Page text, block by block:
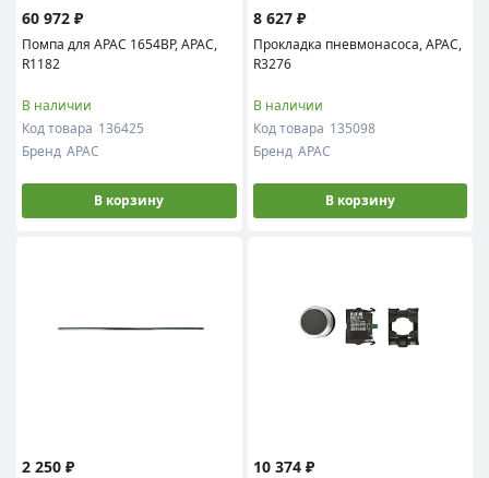
60 972 ₽
Помпа для APAC 1654BP, APAC,
R1182
В наличии
Код товара 136425
Бренд APAC
В корзину
8 627 ₽
Прокладка пневмонасоса, APAC,
R3276
В наличии
Код товара 135098
Бренд APAC
В корзину
2 250 ₽ 10 374 ₽